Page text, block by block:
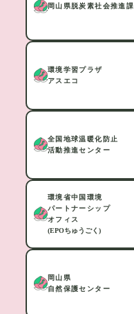
岡山県脱炭素社会推進課
環境学習プラザ
アスエコ
全国地球温暖化防止
活動推進センター
環境省中国環境
パートナーシップ
オフィス
(EPOちゅうごく)
岡山県
自然保護センター